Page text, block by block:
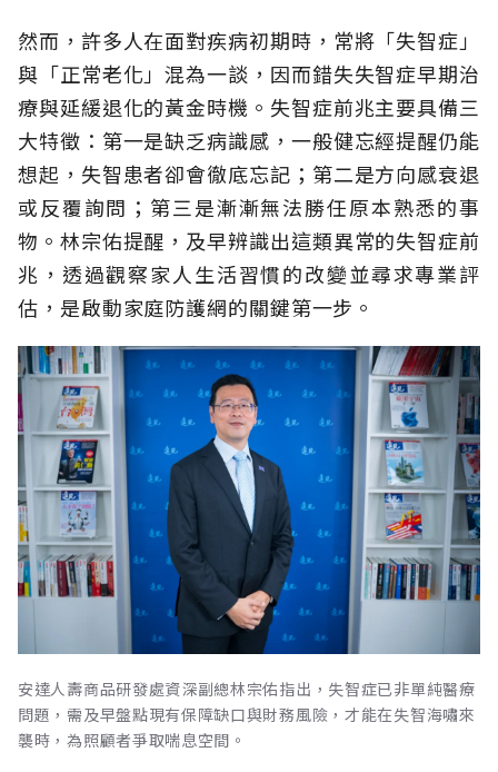
然而，許多人在面對疾病初期時，常將「失智症」
與「正常老化」混為一談，因而錯失失智症早期治
療與延緩退化的黃金時機。失智症前兆主要具備三
大特徵：第一是缺乏病識感，一般健忘經提醒仍能
想起，失智患者卻會徹底忘記；第二是方向感衰退
或反覆詢問；第三是漸漸無法勝任原本熟悉的事
物。林宗佑提醒，及早辨識出這類異常的失智症前
兆，透過觀察家人生活習慣的改變並尋求專業評
估，是啟動家庭防護網的關鍵第一步。
安達人壽商品研發處資深副總林宗佑指出，失智症已非單純醫療
問題，需及早盤點現有保障缺口與財務風險，才能在失智海嘯來
襲時，為照顧者爭取喘息空間。